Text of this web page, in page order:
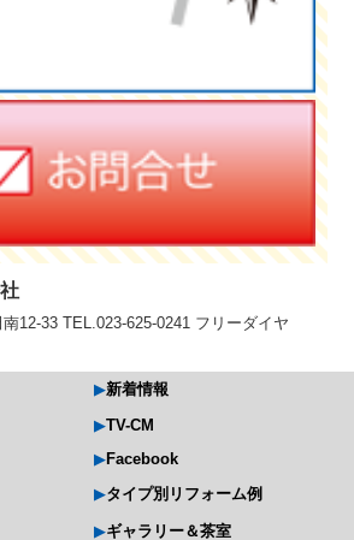
12-33 TEL.023-625-0241 フリーダイヤ
新着情報
TV-CM
Facebook
タイプ別リフォーム例
ギャラリー＆茶室